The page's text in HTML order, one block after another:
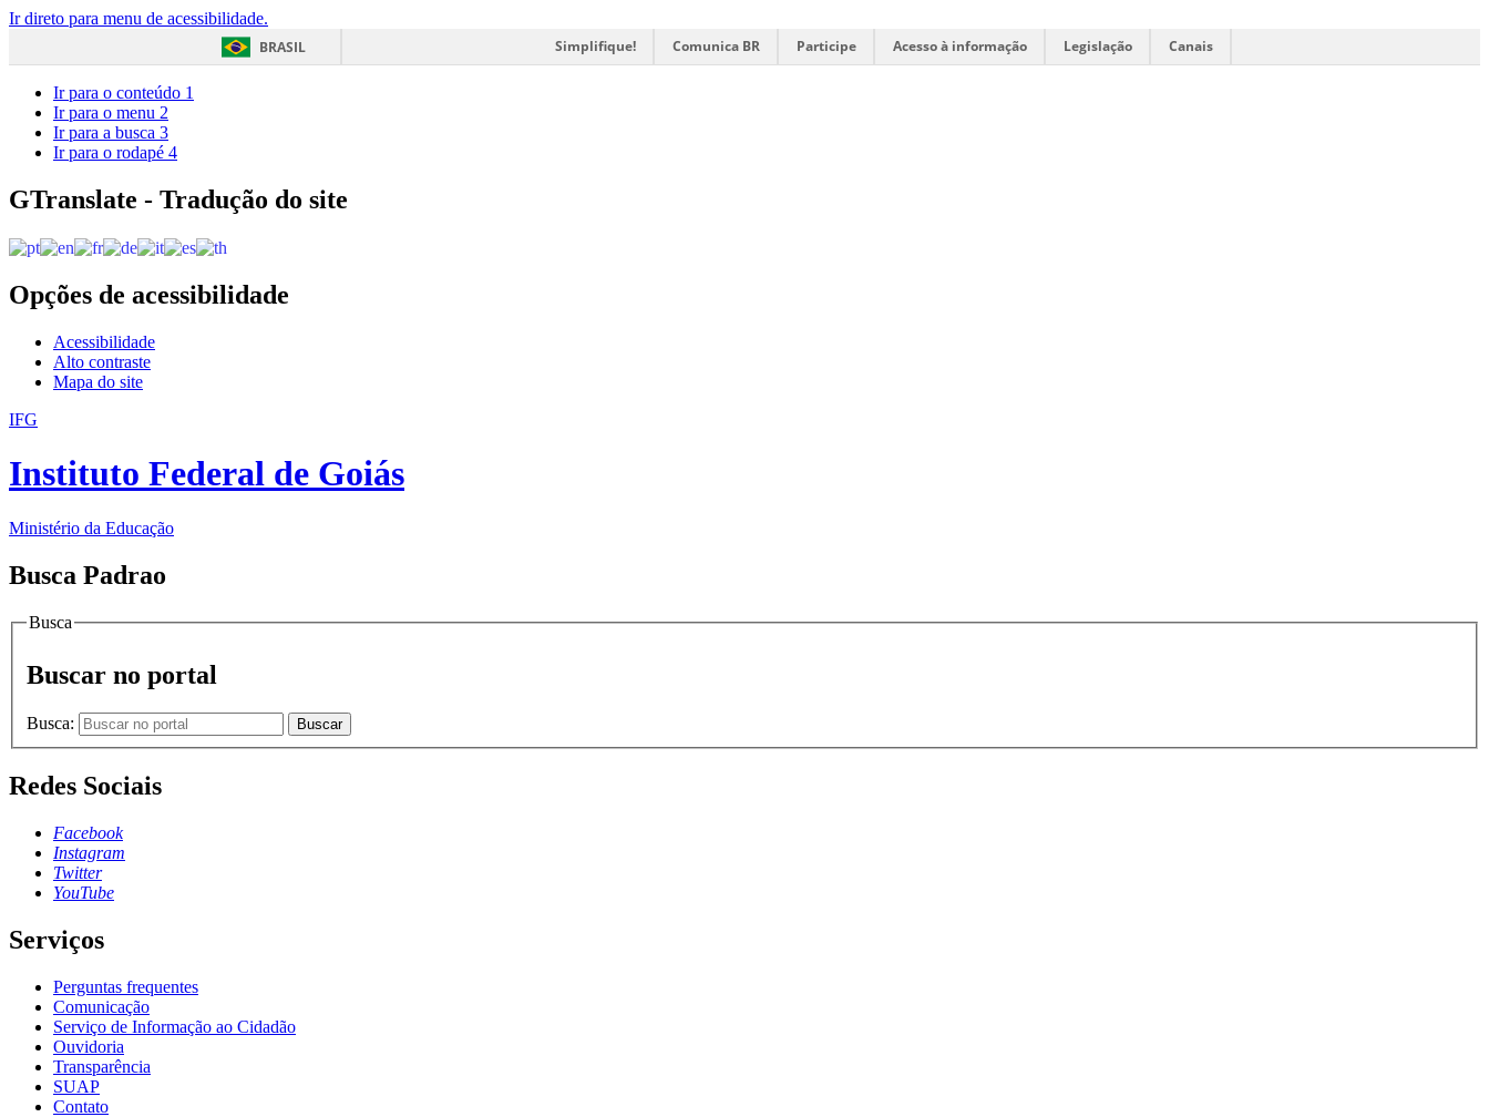
Ir direto para menu de acessibilidade.
BRASIL
Simplifique! Comunica BR Participe Acesso à informação Legislação Canais
Ir para o conteúdo 1
Ir para o menu 2
Ir para a busca 3
Ir para o rodapé 4
GTranslate - Tradução do site
Opções de acessibilidade
Acessibilidade
Alto contraste
Mapa do site
IFG
Instituto Federal de Goiás
Ministério da Educação
Busca Padrao
Busca
Buscar no portal
Busca: Buscar
Redes Sociais
Facebook
Instagram
Twitter
YouTube
Serviços
Perguntas frequentes
Comunicação
Serviço de Informação ao Cidadão
Ouvidoria
Transparência
SUAP
Contato